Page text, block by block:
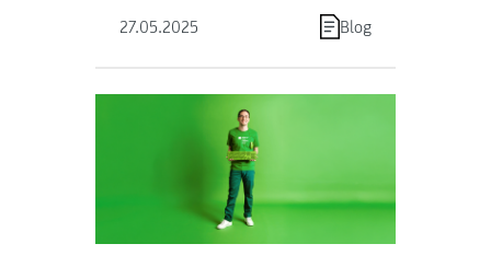
so die digitale Zukunft der …
27.05.2025 Blog